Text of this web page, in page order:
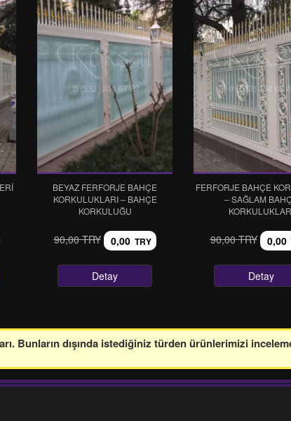
BEYAZ FERFORJE BAHÇE
KORKULUKLARI – BAHÇE
KORKULUĞU
90,00 TRY 0,00 TRY
Detay
FERFORJE BAHÇE
– SAĞLAM
90,00 TRY 0,00
Detay
Bunların dışında istediğiniz türden ürünlerimizi